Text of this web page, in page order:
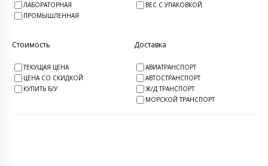
ЛАБОРАТОРНАЯ
ПРОМЫШЛЕННАЯ
ВЕС С УПАКОВКОЙ
Стоимость
ТЕКУЩАЯ ЦЕНА
ЦЕНА СО СКИДКОЙ
КУПИТЬ Б/У
Доставка
АВИАТРАНСПОРТ
АВТОСТРАНСПОРТ
Ж/Д ТРАНСПОРТ
МОРСКОЙ ТРАНСПОРТ